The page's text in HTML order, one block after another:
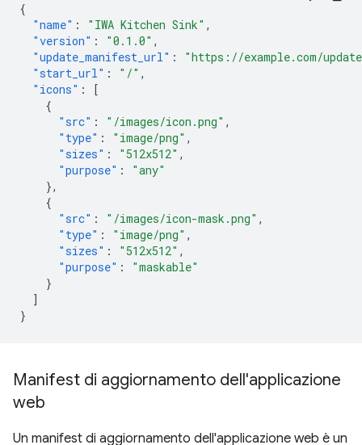
{
"name" : "IWA Kitchen Sink" ,
"version" : "0.1.0" ,
"update_manifest_url" :
"https://example.com/
"start_url" : "/" ,
"icons" :
[
{
"src" : "/images/icon.png" ,
"type" : "image/png" ,
"sizes" : "512x512" ,
"purpose" :
"any"
},
{
"src" : "/images/icon-mask.png" ,
"type" : "image/png" ,
"sizes" : "512x512" ,
"purpose" :
"maskable"
}
]
}
Manifest di aggiornamento dell'applicazione
web
Un manifest di aggiornamento dell'applicazione web è un